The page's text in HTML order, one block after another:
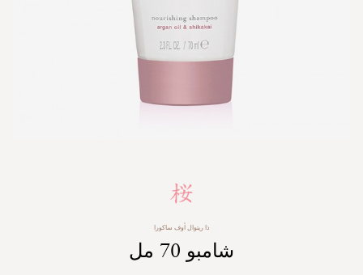
ذا ريتوال أوف ساكورا
شامبو 70 مل